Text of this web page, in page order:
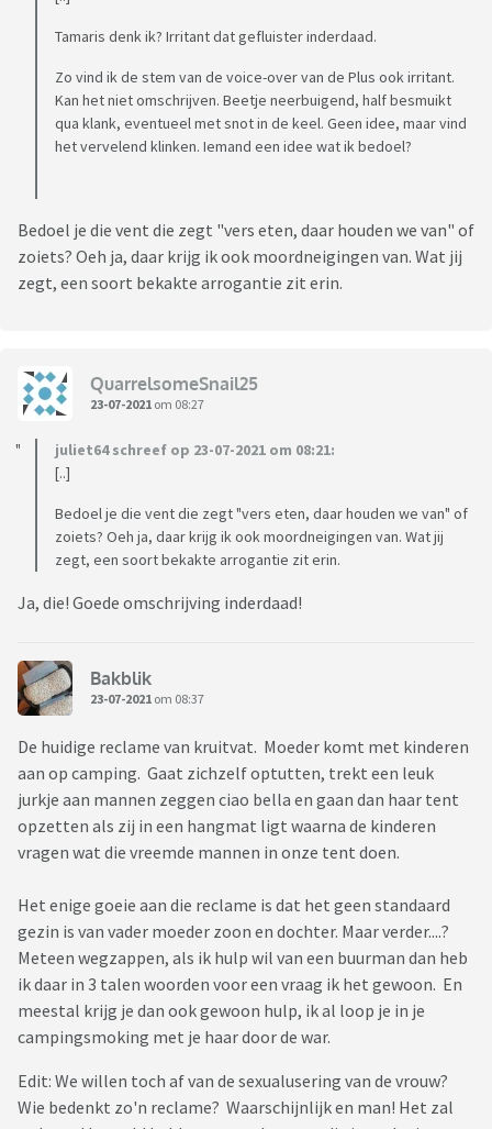
Tamaris denk ik? Irritant dat gefluister inderdaad.
Zo vind ik de stem van de voice-over van de Plus ook irritant.
Kan het niet omschrijven. Beetje neerbuigend, half besmuikt
qua klank, eventueel met snot in de keel. Geen idee, maar vind
het vervelend klinken. Iemand een idee wat ik bedoel?
Bedoel je die vent die zegt "vers eten, daar houden we van" of
zoiets? Oeh ja, daar krijg ik ook moordneigingen van. Wat jij
zegt, een soort bekakte arrogantie zit erin.
QuarrelsomeSnail25
23-07-2021 om 08:27
juliet64 schreef op 23-07-2021 om 08:21:
[..]
Bedoel je die vent die zegt "vers eten, daar houden we van" of
zoiets? Oeh ja, daar krijg ik ook moordneigingen van. Wat jij
zegt, een soort bekakte arrogantie zit erin.
Ja, die! Goede omschrijving inderdaad!
Bakblik
23-07-2021 om 08:37
De huidige reclame van kruitvat. Moeder komt met kinderen
aan op camping. Gaat zichzelf optutten, trekt een leuk
jurkje aan mannen zeggen ciao bella en gaan dan haar tent
opzetten als zij in een hangmat ligt waarna de kinderen
vragen wat die vreemde mannen in onze tent doen.
Het enige goeie aan die reclame is dat het geen standaard
gezin is van vader moeder zoon en dochter. Maar verder....?
Meteen wegzappen, als ik hulp wil van een buurman dan heb
ik daar in 3 talen woorden voor een vraag ik het gewoon. En
meestal krijg je dan ook gewoon hulp, ik al loop je in je
campingsmoking met je haar door de war.
Edit: We willen toch af van de sexualusering van de vrouw?
Wie bedenkt zo'n reclame? Waarschijnlijk en man! Het zal